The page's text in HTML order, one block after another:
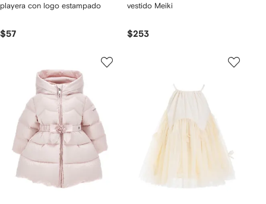
playera con logo estampado
$57
vestido Meiki
$253